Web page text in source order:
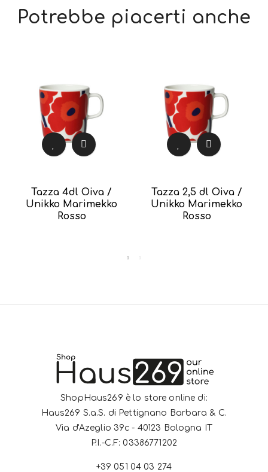
Potrebbe piacerti anche
Tazza 4dl Oiva /
Unikko Marimekko
Rosso
Tazza 2,5 dl Oiva /
Unikko Marimekko
Rosso
ShopHaus269 è lo store online di:
Haus269 S.a.S. di Pettignano Barbara & C.
Via d'Azeglio 39c - 40123 Bologna IT
P.I.-C.F: 03386771202
+39 051 04 03 274